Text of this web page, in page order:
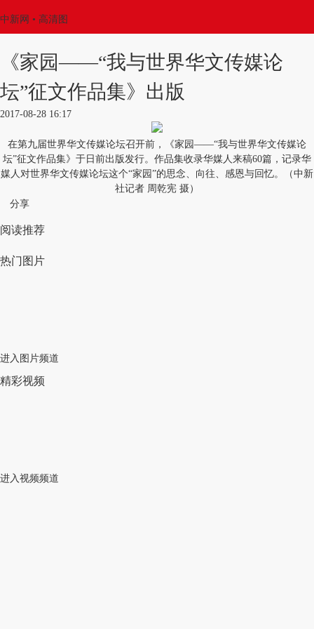
中新网 • 高清图
《家园——“我与世界华文传媒论
坛”征文作品集》出版
2017-08-28 16:17
在第九届世界华文传媒论坛召开前，《家园——“我与世界华文传媒论
坛”征文作品集》于日前出版发行。作品集收录华媒人来稿60篇，记录华
媒人对世界华文传媒论坛这个“家园”的思念、向往、感恩与回忆。（中新
社记者 周乾宪 摄）
分享
阅读推荐
热门图片
进入图片频道
精彩视频
进入视频频道